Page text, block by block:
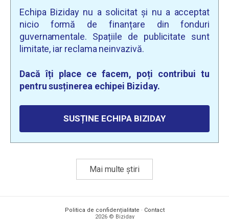
Echipa Biziday nu a solicitat și nu a acceptat
nicio formă de finanțare din fonduri
guvernamentale. Spațiile de publicitate sunt
limitate, iar reclama neinvazivă.
Dacă îți place ce facem, poți contribui tu
pentru susținerea echipei Biziday.
SUSȚINE ECHIPA BIZIDAY
Mai multe știri
Politica de confidențialitate · Contact
2026 © Biziday